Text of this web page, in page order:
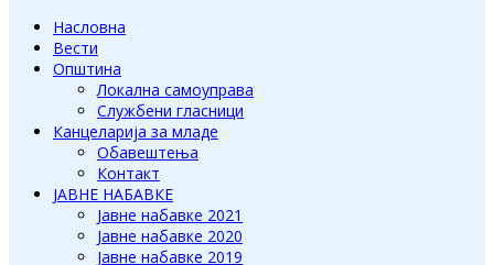
Насловна
Вести
Општина
Локална самоуправа
Службени гласници
Канцеларија за младе
Обавештења
Контакт
ЈАВНЕ НАБАВКЕ
Јавне набавке 2021
Јавне набавке 2020
Јавне набавке 2019